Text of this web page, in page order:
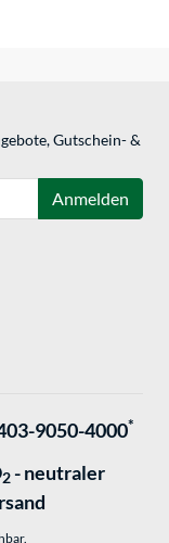
Gutschein- &
Anmelden
9050-4000*
2 - neutraler